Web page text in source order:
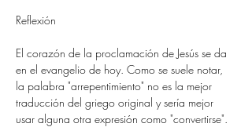
Reflexión
El corazón de la proclamación de Jesús se da
en el evangelio de hoy. Como se suele notar,
la palabra "arrepentimiento" no es la mejor
traducción del griego original y sería mejor
usar alguna otra expresión como "convertirse".